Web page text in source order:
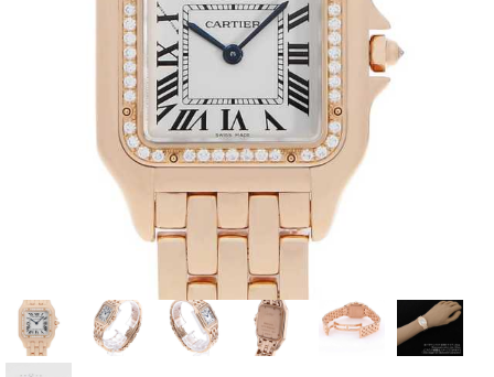
フィリップ
オーデマピゲ ウブロ